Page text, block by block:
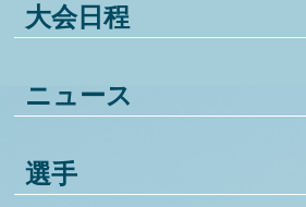
大会日程
ニュース
選手